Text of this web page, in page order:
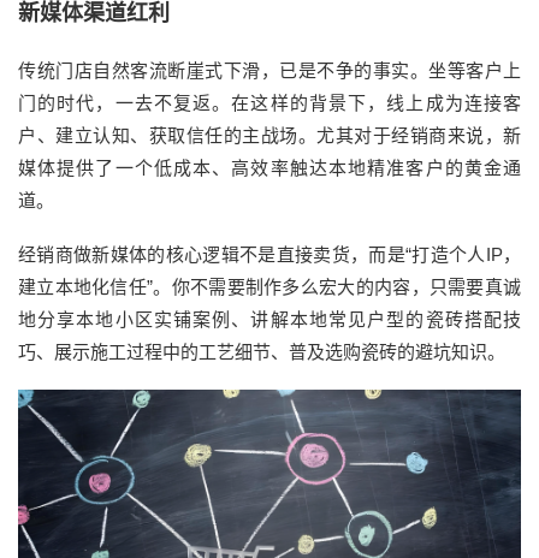
新媒体渠道红利
传统门店自然客流断崖式下滑，已是不争的事实。坐等客户上
门的时代，一去不复返。在这样的背景下，线上成为连接客
户、建立认知、获取信任的主战场。尤其对于经销商来说，新
媒体提供了一个低成本、高效率触达本地精准客户的黄金通
道。
经销商做新媒体的核心逻辑不是直接卖货，而是“打造个人IP，
建立本地化信任”。你不需要制作多么宏大的内容，只需要真诚
地分享本地小区实铺案例、讲解本地常见户型的瓷砖搭配技
巧、展示施工过程中的工艺细节、普及选购瓷砖的避坑知识。